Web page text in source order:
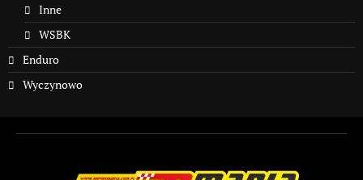
Inne
WSBK
Enduro
Wyczynowo